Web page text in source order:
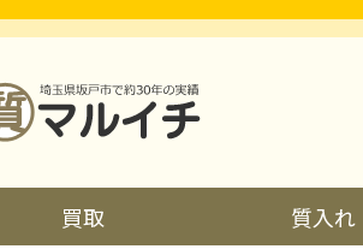
買取 質入れ